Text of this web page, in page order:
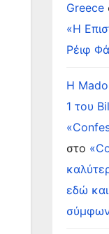
Greece
«Η
Ρέιφ
Η
1 του
στο
εδώ